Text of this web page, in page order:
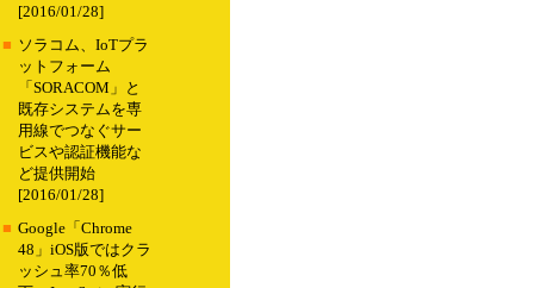
[2016/01/28]
■ ソラコム、IoTプラ
ットフォーム
「SORACOM」と
既存システムを専
用線でつなぐサー
ビスや認証機能な
ど提供開始
[2016/01/28]
■ Google「Chrome
48」iOS版ではクラ
ッシュ率70％低